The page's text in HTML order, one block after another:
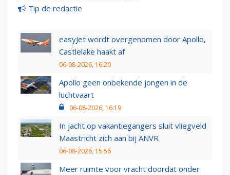
Tip de redactie
easyJet wordt overgenomen door Apollo,
Castlelake haakt af
06-08-2026, 16:20
Apollo geen onbekende jongen in de
luchtvaart
06-08-2026, 16:19
In jacht op vakantiegangers sluit vliegveld
Maastricht zich aan bij ANVR
06-08-2026, 15:56
Meer ruimte voor vracht doordat onder